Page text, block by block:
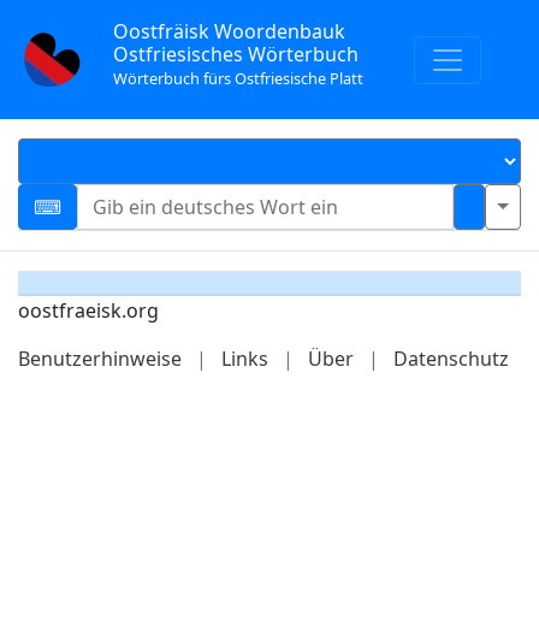
Oostfräisk Woordenbauk
Ostfriesisches Wörterbuch
Wörterbuch fürs Ostfriesische Platt
oostfraeisk.org
Benutzerhinweise
| Links | Über | Datenschutz